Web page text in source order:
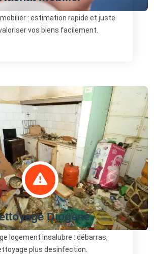
: estimation rapide et juste
vos biens facilement.
Diogène
logement insalubre : débarras,
plus desinfection.